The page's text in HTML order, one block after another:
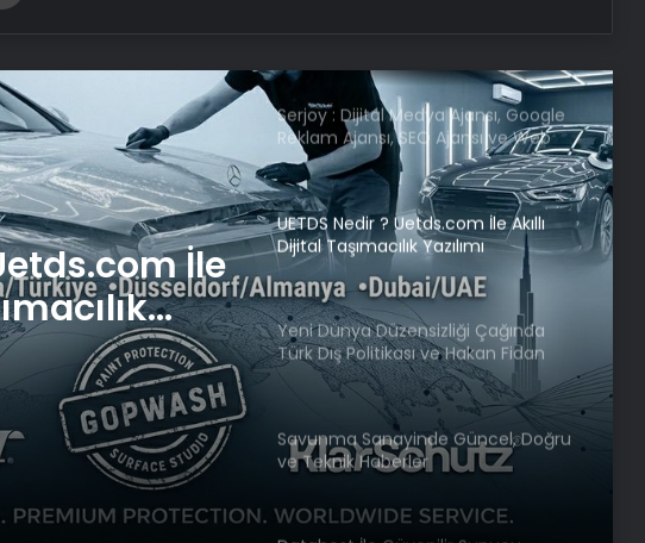
Politikası
Faktörü
UETDS Nedir ? Uetds.com İle Akıllı
Dijital Taşımacılık Yazılımı
Yeni Dünya Düzensizliği Çağında
Türk Dış Politikası ve Hakan Fidan
Faktörü
Savunma Sanayinde Güncel, Doğru
ve Teknik Haberler
Datahost İle Güvenilir Sunucu
Hizmetleri